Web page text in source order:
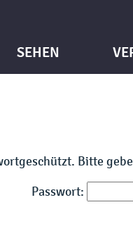
SEHEN
Bitte
Passwort: